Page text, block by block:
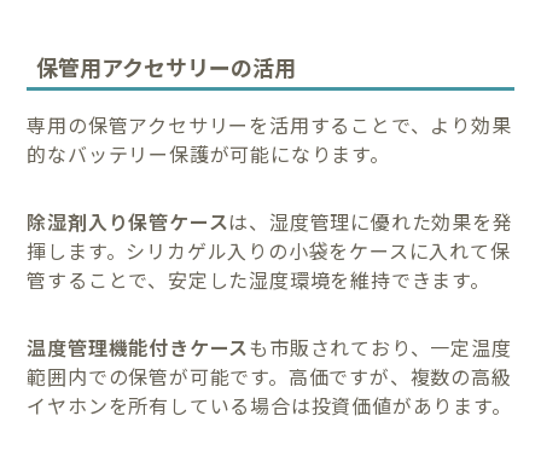
保管用アクセサリーの活用
専用の保管アクセサリーを活用することで、より効果
的なバッテリー保護が可能になります。
除湿剤入り保管ケースは、湿度管理に優れた効果を発
揮します。シリカゲル入りの小袋をケースに入れて保
管することで、安定した湿度環境を維持できます。
温度管理機能付きケースも市販されており、一定温度
範囲内での保管が可能です。高価ですが、複数の高級
イヤホンを所有している場合は投資価値があります。